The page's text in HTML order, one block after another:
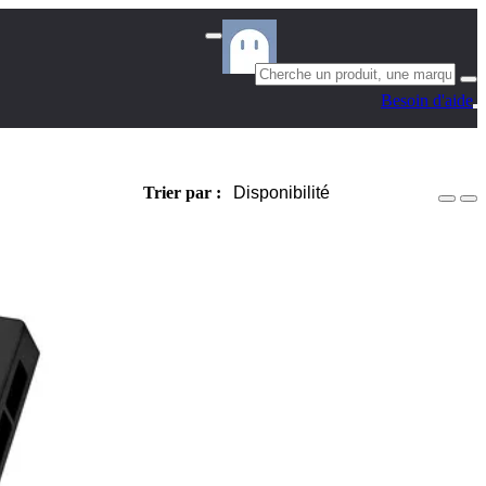
Besoin d'aide
Trier par : Disponibilité